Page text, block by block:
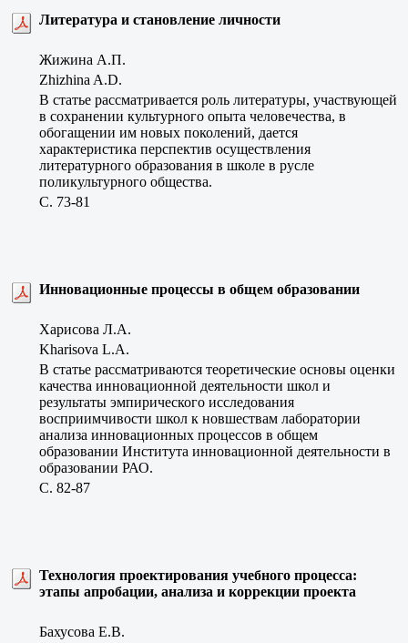
Литература и становление личности
Жижина А.П.
Zhizhina A.D.
В статье рассматривается роль литературы, участвующей
в сохранении культурного опыта человечества, в
обогащении им новых поколений, дается
характеристика перспектив осуществления
литературного образования в школе в русле
поликультурного общества.
C. 73-81
Инновационные процессы в общем образовании
Харисова Л.А.
Kharisova L.A.
В статье рассматриваются теоретические основы оценки
качества инновационной деятельности школ и
результаты эмпирического исследования
восприимчивости школ к новшествам лаборатории
анализа инновационных процессов в общем
образовании Института инновационной деятельности в
образовании РАО.
C. 82-87
Технология проектирования учебного процесса:
этапы апробации, анализа и коррекции проекта
Бахусова Е.В.